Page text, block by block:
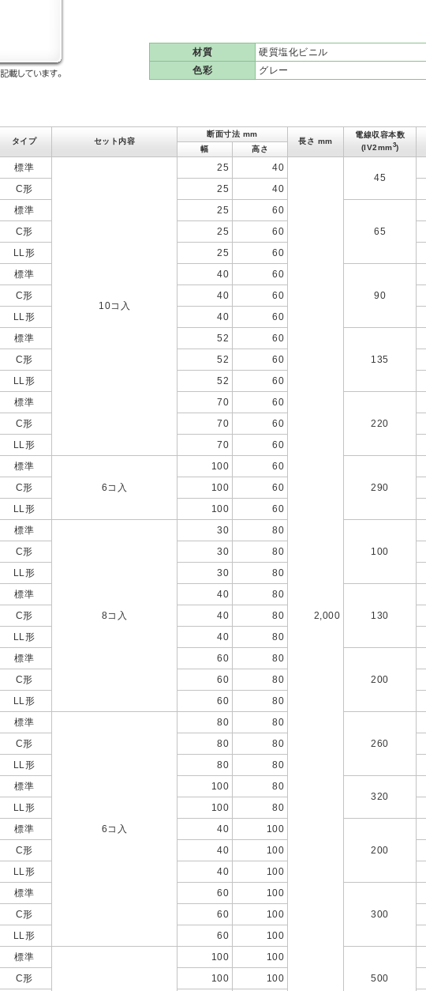
材質
硬質塩化ビニル
色彩
グレー
タイプ セット内容
断面寸法 mm
長さ mm
電線収容本数
(IV2mm3)
幅
高さ
標準
10コ入
25 40
2,000
45
C形 25 40
標準 25
60
65
C形 25 60
LL形 25 60
標準 40
60
90
C形 40 60
LL形 40 60
標準 52
60
135
C形 52 60
LL形 52 60
標準 70
60
220
C形 70 60
LL形 70 60
標準
6コ入
100
60
290
C形 100 60
LL形 100 60
標準
8コ入
30
80
100
C形 30 80
LL形 30 80
標準 40
80
130
C形 40 80
LL形 40 80
標準 60
80
200
C形 60 80
LL形 60 80
標準
6コ入
80
80
260
C形 80 80
LL形 80 80
標準 100
80
320
LL形 100 80
標準 40
100
200
C形 40 100
LL形 40 100
標準 60
100
300
C形 60 100
LL形 60 100
標準 100
100
500
C形 100 100